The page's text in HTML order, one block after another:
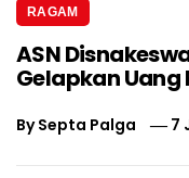
RAGAM
ASN
Gelapkan Uang
BySepta Palga 7